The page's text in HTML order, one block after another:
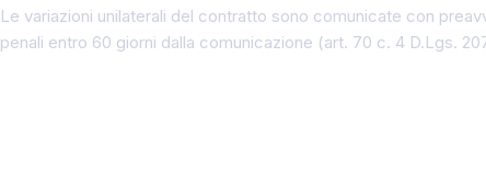
Le variazioni unilaterali del contratto sono comunicate con
penali entro 60 giorni dalla comunicazione (art. 70 c. 4 D.Lgs.